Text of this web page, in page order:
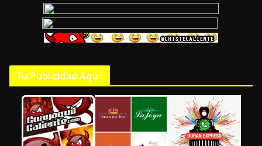
Tu Publicidad Aquí!